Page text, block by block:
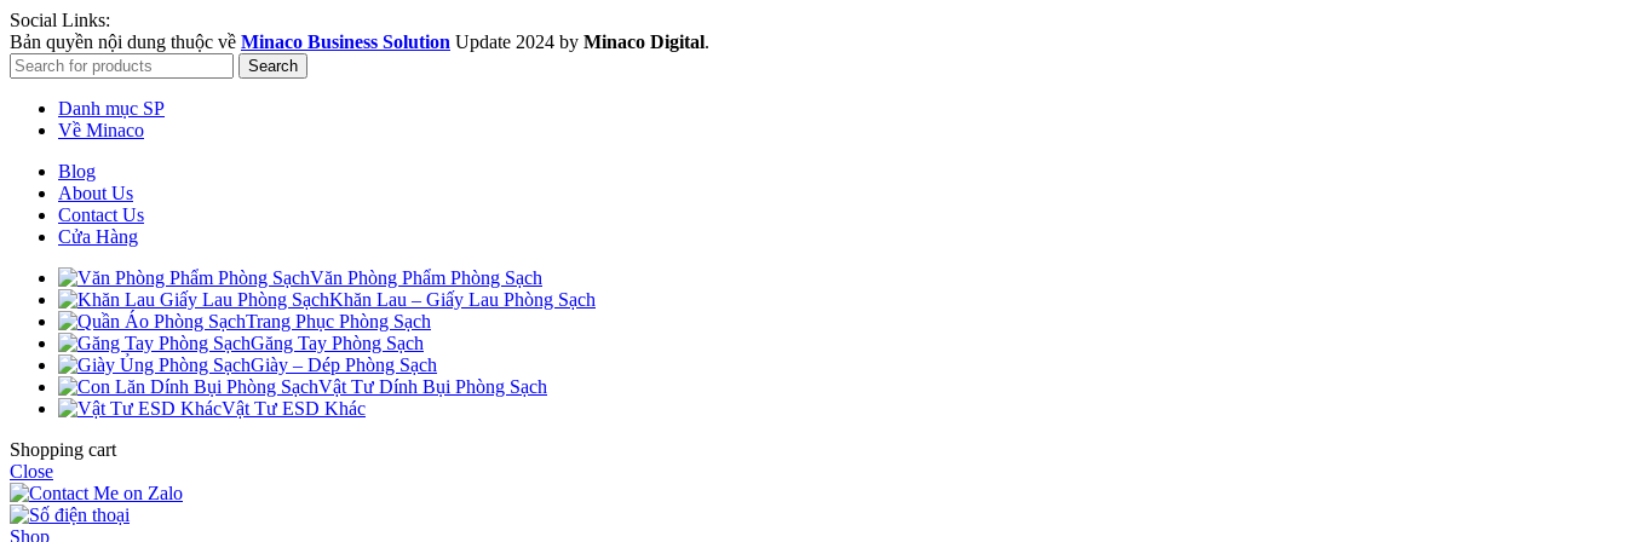
Social Links:
Bản quyền nội dung thuộc về Minaco Business Solution Update 2024 by Minaco Digital.
Search
Danh mục SP
Về Minaco
Blog
About Us
Contact Us
Cửa Hàng
Văn Phòng Phẩm Phòng Sạch
Khăn Lau – Giấy Lau Phòng Sạch
Trang Phục Phòng Sạch
Găng Tay Phòng Sạch
Giày – Dép Phòng Sạch
Vật Tư Dính Bụi Phòng Sạch
Vật Tư ESD Khác
Shopping cart
Close
Shop